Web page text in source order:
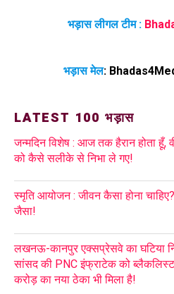
भड़ास लीगल टीम :
भड़ास मेल:
LATEST 100 भड़ास
जन्मदिन विशेष : आज तक हैरान होता हूँ,
को कैसे सलीके से निभा ले गए!
स्मृति आयोजन : जीवन कैसा होना
जैसा!
लखनऊ-कानपुर एक्सप्रेसवे का घटिया
सांसद की PNC इंफ्राटेक को ब्लैकलिस्ट
करोड़ का नया ठेका भी मिला है!